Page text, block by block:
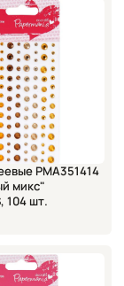
PMA351414
микс"
104 шт.